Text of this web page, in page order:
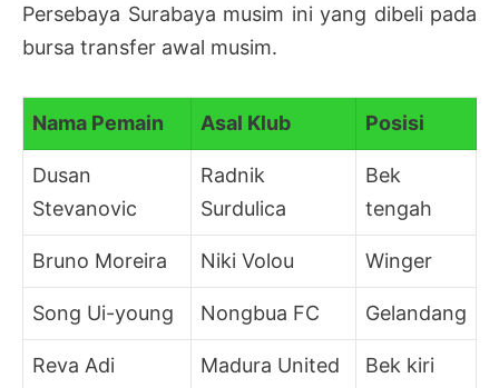
Persebaya Surabaya musim ini yang dibeli pada
bursa transfer awal musim.
Nama Pemain Asal Klub Posisi
Dusan
Stevanovic
Radnik
Surdulica
Bek
tengah
Bruno Moreira Niki Volou Winger
Song Ui-young Nongbua FC Gelandang
Reva Adi Madura United Bek kiri